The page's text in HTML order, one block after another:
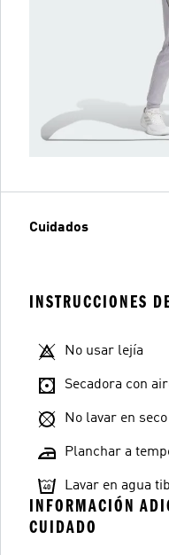
Cuidados
INSTRUCCIONES
No usar lejía
Secadora con
No lavar en seco
Planchar a
Lavar en agua
INFORMACIÓN
CUIDADO